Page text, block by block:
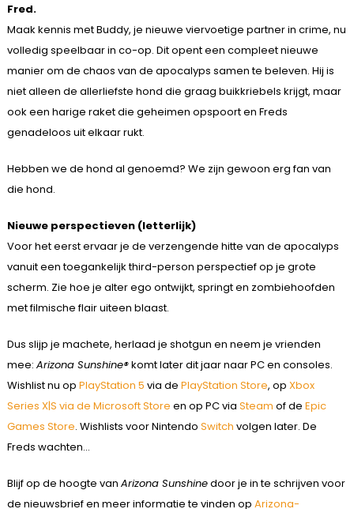
Fred.
Maak kennis met Buddy, je nieuwe viervoetige partner in crime, nu
volledig speelbaar in co-op. Dit opent een compleet nieuwe
manier om de chaos van de apocalyps samen te beleven. Hij is
niet alleen de allerliefste hond die graag buikkriebels krijgt, maar
ook een harige raket die geheimen opspoort en Freds
genadeloos uit elkaar rukt.
Hebben we de hond al genoemd? We zijn gewoon erg fan van
die hond.
Nieuwe perspectieven (letterlijk)
Voor het eerst ervaar je de verzengende hitte van de apocalyps
vanuit een toegankelijk third-person perspectief op je grote
scherm. Zie hoe je alter ego ontwijkt, springt en zombiehoofden
met filmische flair uiteen blaast.
Dus slijp je machete, herlaad je shotgun en neem je vrienden
mee: Arizona Sunshine®komt later dit jaar naar PC en consoles.
Wishlist nu op PlayStation 5 via de PlayStation Store, op Xbox
Series X|S via de Microsoft Store en op PC via Steam of de Epic
Games Store. Wishlists voor Nintendo Switch volgen later. De
Freds wachten…
Blijf op de hoogte van Arizona Sunshinedoor je in te schrijven voor
de nieuwsbrief en meer informatie te vinden op Arizona-